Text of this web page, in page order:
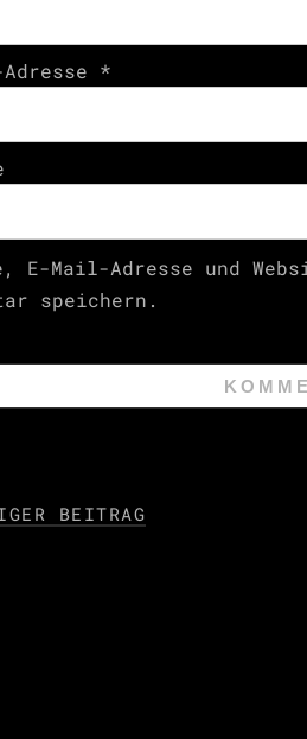
*
E-Mail-Adresse und
speichern.
BEITRAG